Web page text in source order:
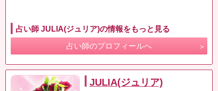
占い師 JULIA(ジュリア)の情報をもっと見る
占い師のプロフィールへ
JULIA(ジュリア)